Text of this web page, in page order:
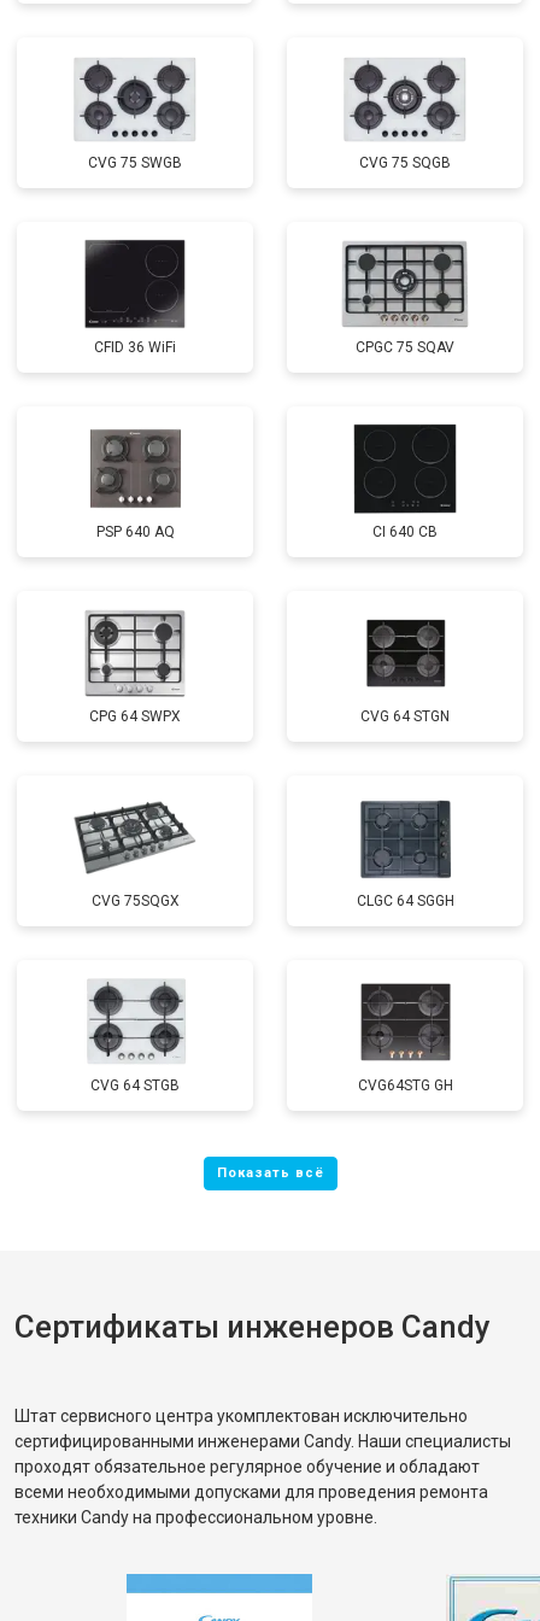
CVG 75 SWGB CVG 75 SQGB
CFID 36 WiFi CPGC 75 SQAV
PSP 640 AQ CI 640 CB
CPG 64 SWPX CVG 64 STGN
CVG 75SQGX CLGC 64 SGGH
CVG 64 STGB CVG64STG GH
Сертификаты инженеров Candy
Штат сервисного центра укомплектован исключительно
сертифицированными инженерами Candy. Наши специалисты
проходят обязательное регулярное обучение и обладают
всеми необходимыми допусками для проведения ремонта
техники Candy на профессиональном уровне.